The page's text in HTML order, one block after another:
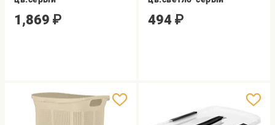
1,869 ₽ 494 ₽